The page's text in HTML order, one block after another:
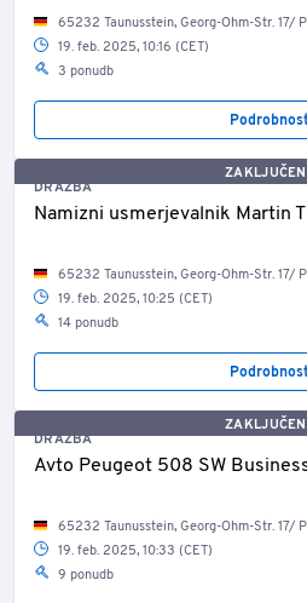
65232 Taunusstein, Georg-Ohm-Str. 17/
19. feb. 2025, 10:16 (CET)
3 ponudb
DRAŽBA
Namizni usmerjevalnik Martin
65232 Taunusstein, Georg-Ohm-Str. 17/
19. feb. 2025, 10:25 (CET)
14 ponudb
DRAŽBA
Avto Peugeot 508 SW
65232 Taunusstein, Georg-Ohm-Str. 17/
19. feb. 2025, 10:33 (CET)
9 ponudb